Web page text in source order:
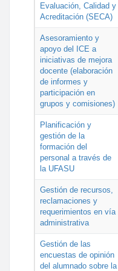
Evaluación, Calidad y
Acreditación (SECA)
Asesoramiento y
apoyo del ICE a
iniciativas de mejora
docente (elaboración
de informes y
participación en
grupos y comisiones)
Planificación y
gestión de la
formación del
personal a través de
la UFASU
Gestión de recursos,
reclamaciones y
requerimientos en vía
administrativa
Gestión de las
encuestas de opinión
del alumnado sobre la